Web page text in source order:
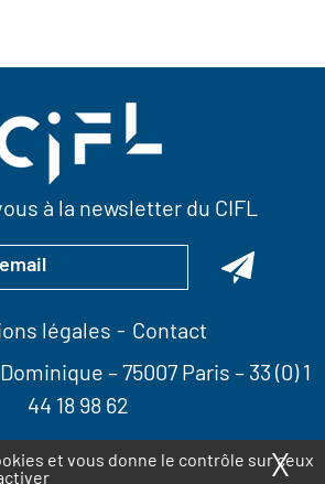
et vous donne le contrôle sur ceux
X
à la newsletter du CIFL
légales
Contact
– 75007 Paris – 33 (0) 1
44 18 98 62